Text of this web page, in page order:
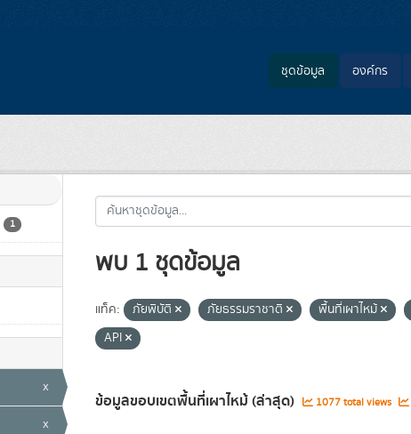
ชุดข้อมูล องค์กร
1
x
x
พบ 1 ชุดข้อมูล
แท็ค: ภัยพิบัติ ภัยธรรมราชาติ พื้นที่เผาไหม้
API
ข้อมูลขอบเขตพื้นที่เผาไหม้ (ล่าสุด) 1077 total views